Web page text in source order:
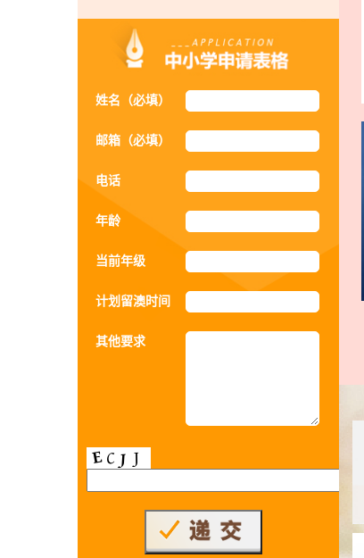
姓名（必填）
邮箱（必填）
电话
年龄
当前年级
计划留澳时间
其他要求